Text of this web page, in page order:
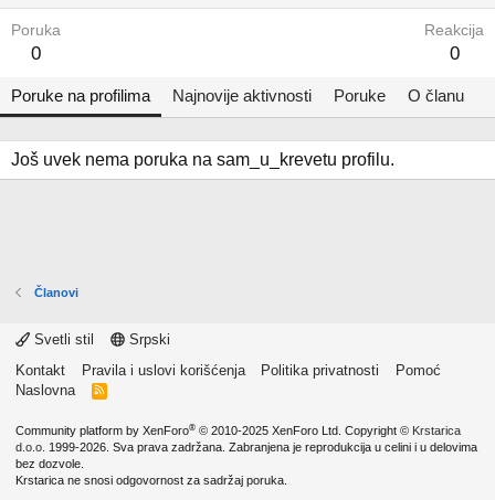
Poruka
0
Reakcija
0
Poruke na profilima Najnovije aktivnosti Poruke O članu
Još uvek nema poruka na sam_u_krevetu profilu.
Članovi
Svetli stil
Srpski
Kontakt
Pravila i uslovi korišćenja Politika privatnosti
Pomoć
Naslovna
R
Community platform by XenForo® © 2010-2025 XenForo Ltd. Copyright © Krstarica
d.o.o. 1999-2026. Sva prava zadržana. Zabranjena je reprodukcija u celini i u delovima
bez dozvole.
Krstarica ne snosi odgovornost za sadržaj poruka.